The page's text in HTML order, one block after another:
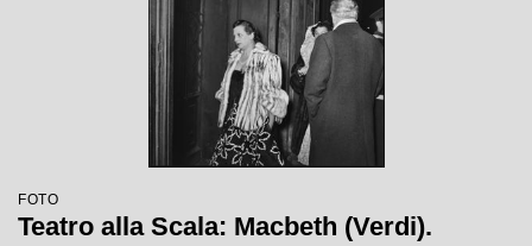
FOTO
Teatro alla Scala: Macbeth (Verdi).